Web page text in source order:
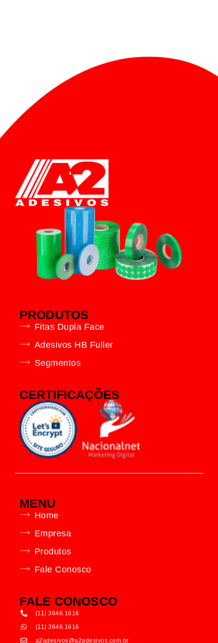
PRODUTOS
Fitas Dupla Face
Adesivos HB Fuller
Segmentos
CERTIFICAÇÕES
MENU
Home
Empresa
Produtos
Fale Conosco
FALE CONOSCO
(11) 3646.1616
(11) 3646.1616
a2adesivos@a2adesivos.com.br